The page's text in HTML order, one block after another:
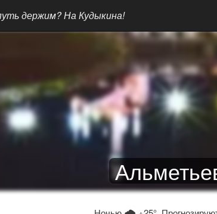
держим? На Кудыкина!